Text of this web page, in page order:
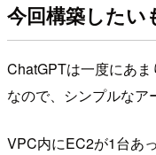
今回構築したい
ChatGPTは一度にあ
なので、シンプルなア
VPC内にEC2が1台あ